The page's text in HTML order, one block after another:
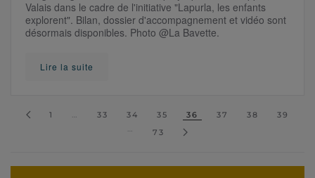
Valais dans le cadre de l'initiative "Lapurla, les enfants
explorent". Bilan, dossier d'accompagnement et vidéo sont
désormais disponibles. Photo @La Bavette.
Lire la suite
1 … 33 34 35 36 37 38
39
…
73